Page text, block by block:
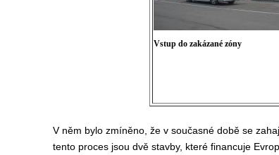
Vstup do zakázané zóny
V něm bylo zmíněno, že v současné době se
tento proces jsou dvě stavby, které financuje